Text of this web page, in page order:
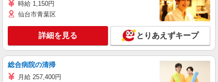
時給 1,150円
仙台市青葉区
詳細を見る とりあえずキープ
総合病院の清掃
月給 257,400円